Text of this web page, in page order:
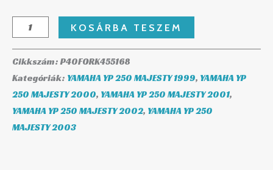
KOSÁRBA TESZEM
Cikkszám:P40FORK455168
Kategóriák: YAMAHA YP 250 MAJESTY 1999, YAMAHA YP
250 MAJESTY 2000, YAMAHA YP 250 MAJESTY 2001,
YAMAHA YP 250 MAJESTY 2002, YAMAHA YP 250
MAJESTY 2003